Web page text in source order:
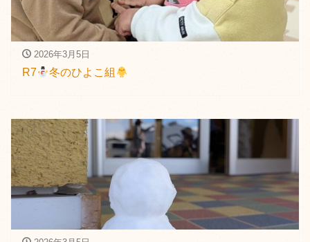
2026年3月5日
R7 冬のひよこ組